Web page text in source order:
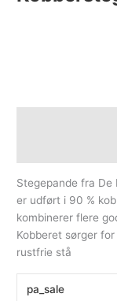
Stegepande fra De
er udført i 90 %
kombinerer flere
Kobberet sørger
rustfrie stå
pa_sale